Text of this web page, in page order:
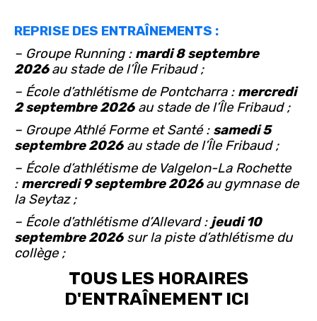
REPRISE DES ENTRAÎNEMENTS :
– Groupe Running : mardi 8 septembre
2026au stade de l’Île Fribaud ;
– École d’athlétisme de Pontcharra : mercredi
2 septembre 2026au stade de l’Île Fribaud ;
– Groupe Athlé Forme et Santé : samedi 5
septembre 2026au stade de l’Île Fribaud ;
– École d’athlétisme de Valgelon-La Rochette
: mercredi 9 septembre 2026au gymnase de
la Seytaz ;
– École d’athlétisme d’Allevard : jeudi 10
septembre 2026sur la piste d’athlétisme du
collège ;
TOUS LES HORAIRES
D'ENTRAÎNEMENT ICI